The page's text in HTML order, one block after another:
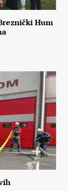
Hum